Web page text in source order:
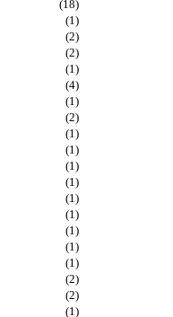
(18)
(1)
(2)
(2)
(1)
(4)
(1)
(2)
(1)
(1)
(1)
(1)
(1)
(1)
(1)
(1)
(1)
(2)
(2)
(1)